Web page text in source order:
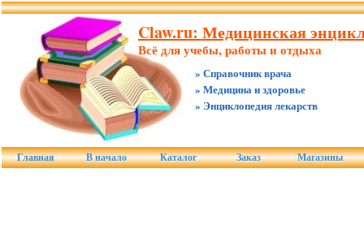
Claw.ru: Медицинская
Всё для учебы, работы и отдыха
» Справочник врача
» Медицина и здоровье
» Энциклопедия лекарств
Главная В начало Каталог Заказ Магазины